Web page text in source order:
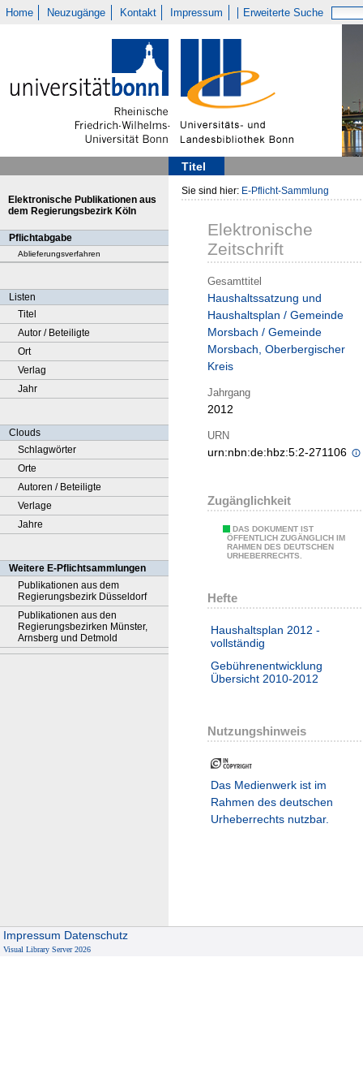
Home Neuzugänge Kontakt Impressum Erweiterte Suche
Titel
Elektronische Publikationen aus
dem Regierungsbezirk Köln
Pflichtabgabe
Ablieferungsverfahren
Listen
Titel
Autor / Beteiligte
Ort
Verlag
Jahr
Clouds
Schlagwörter
Orte
Autoren / Beteiligte
Verlage
Jahre
Weitere E-Pflichtsammlungen
Publikationen aus dem
Regierungsbezirk Düsseldorf
Publikationen aus den
Regierungsbezirken Münster,
Arnsberg und Detmold
Sie sind hier: E-Pflicht-Sammlung
Elektronische
Zeitschrift
Gesamttitel
Haushaltssatzung und
Haushaltsplan / Gemeinde
Morsbach / Gemeinde
Morsbach, Oberbergischer
Kreis
Jahrgang
2012
URN
urn:nbn:de:hbz:5:2-271106
Zugänglichkeit
DAS DOKUMENT IST
ÖFFENTLICH ZUGÄNGLICH IM
RAHMEN DES DEUTSCHEN
URHEBERRECHTS.
Hefte
Haushaltsplan 2012 -
vollständig
Gebührenentwicklung
Übersicht 2010-2012
Nutzungshinweis
Das Medienwerk ist im
Rahmen des deutschen
Urheberrechts nutzbar.
Impressum Datenschutz
Visual Library Server 2026